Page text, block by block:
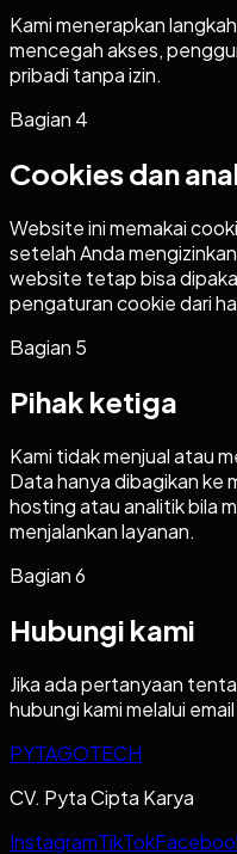
Kami menerapkan
mencegah akses,
pribadi tanpa izin.
Bagian 4
Cookies dan
Website ini memakai
setelah Anda
website tetap bisa
pengaturan cookie dari
Bagian 5
Pihak ketiga
Kami tidak menjual atau
Data hanya dibagikan
hosting atau analitik bila
menjalankan layanan.
Bagian6
Hubungi kami
Jika ada pertanyaan
hubungi kami melalui
PYTAGOTECH
CV. Pyta Cipta Karya
InstagramTikTok